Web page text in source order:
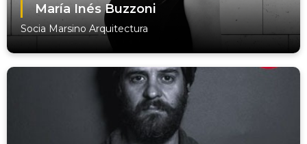
María Inés Buzzoni
Socia Marsino Arquitectura